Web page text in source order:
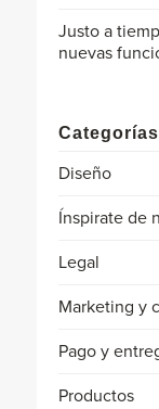
Justo a
nuevas
Categorías
Diseño
Ínspirate de
Legal
Marketing y
Pago y
Productos